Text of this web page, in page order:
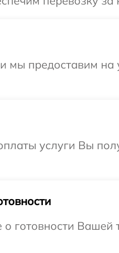
мы предоставим
услуги Вы
готовности